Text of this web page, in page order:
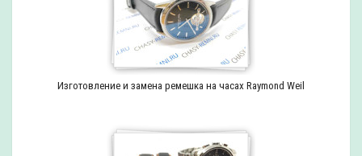
Изготовление и замена ремешка на часах Raymond Weil